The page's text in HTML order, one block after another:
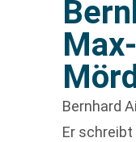
Bernhard
Er